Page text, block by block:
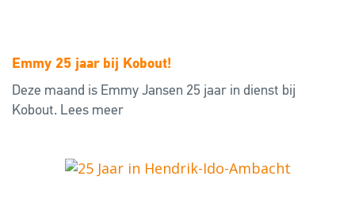
Emmy 25 jaar bij Kobout!
Deze maand is Emmy Jansen 25 jaar in dienst bij
Kobout. Lees meer